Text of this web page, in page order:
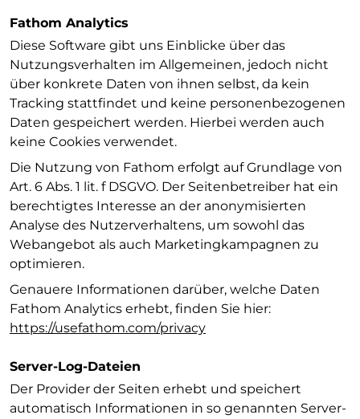
Fathom Analytics
Diese Software gibt uns Einblicke über das
Nutzungsverhalten im Allgemeinen, jedoch nicht
über konkrete Daten von ihnen selbst, da kein
Tracking stattfindet und keine personenbezogenen
Daten gespeichert werden. Hierbei werden auch
keine Cookies verwendet.
Die Nutzung von Fathom erfolgt auf Grundlage von
Art. 6 Abs. 1 lit. f DSGVO. Der Seitenbetreiber hat ein
berechtigtes Interesse an der anonymisierten
Analyse des Nutzerverhaltens, um sowohl das
Webangebot als auch Marketingkampagnen zu
optimieren.
Genauere Informationen darüber, welche Daten
Fathom Analytics erhebt, finden Sie hier:
https://usefathom.com/privacy
Server-Log-Dateien
Der Provider der Seiten erhebt und speichert
automatisch Informationen in so genannten Server-